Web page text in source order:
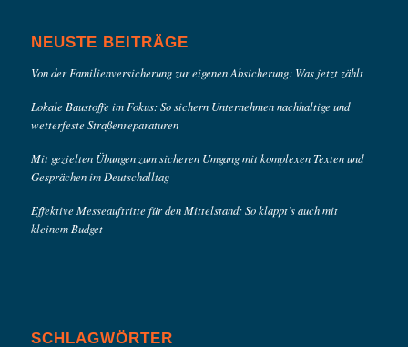
NEUSTE BEITRÄGE
Von der Familienversicherung zur eigenen Absicherung: Was jetzt zählt
Lokale Baustoffe im Fokus: So sichern Unternehmen nachhaltige und
wetterfeste Straßenreparaturen
Mit gezielten Übungen zum sicheren Umgang mit komplexen Texten und
Gesprächen im Deutschalltag
Effektive Messeauftritte für den Mittelstand: So klappt’s auch mit
kleinem Budget
SCHLAGWÖRTER